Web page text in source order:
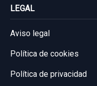
LEGAL
Aviso legal
Política de cookies
Política de privacidad